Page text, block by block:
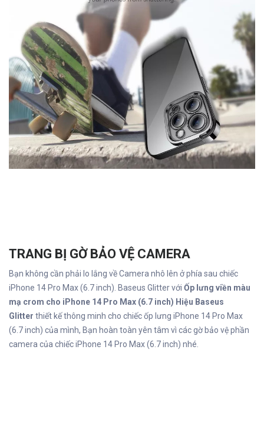
TRANG BỊ GỜ BẢO VỆ CAMERA
Bạn không cần phải lo lắng về Camera nhô lên ở phía sau chiếc
iPhone 14 Pro Max (6.7 inch). Baseus Glitter với Ốp lưng viền màu
mạ crom cho iPhone 14 Pro Max (6.7 inch) Hiệu Baseus
Glitter thiết kế thông minh cho chiếc ốp lưng iPhone 14 Pro Max
(6.7 inch) của mình, Bạn hoàn toàn yên tâm vì các gờ bảo vệ phần
camera của chiếc iPhone 14 Pro Max (6.7 inch) nhé.